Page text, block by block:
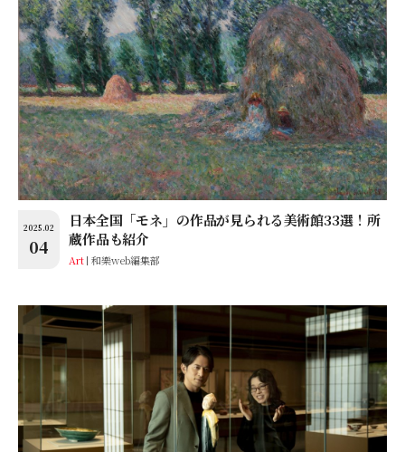
2025.02
04
日本全国「モネ」の作品が見られる美術館33選！所
蔵作品も紹介
Art 和樂web編集部